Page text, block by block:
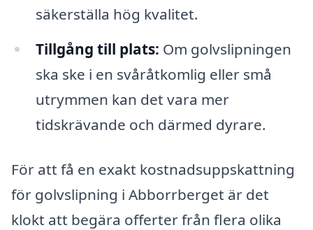
säkerställa hög kvalitet.
Tillgång till plats: Om golvslipningen
ska ske i en svåråtkomlig eller små
utrymmen kan det vara mer
tidskrävande och därmed dyrare.
För att få en exakt kostnadsuppskattning
för golvslipning i Abborrberget är det
klokt att begära offerter från flera olika